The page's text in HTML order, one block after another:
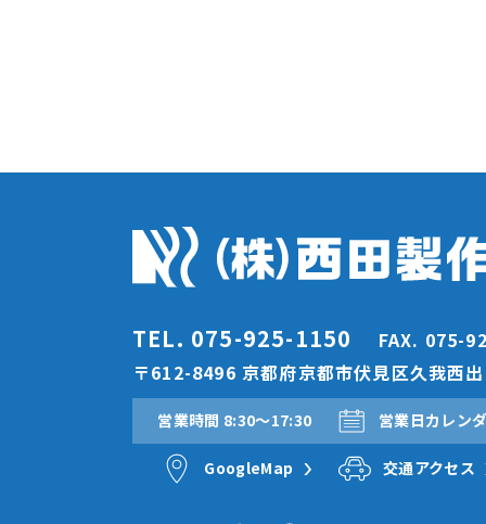
TEL. 075-925-1150
FAX. 075-
〒612-8496 京都府京都市伏見区久我西
営業時間 8:30〜17:30 営業日カレン
GoogleMap 交通アクセス